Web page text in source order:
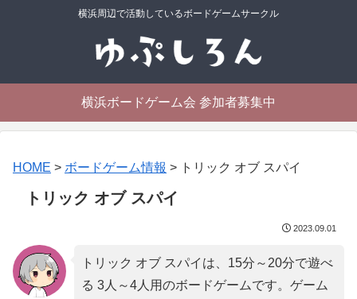
横浜周辺で活動しているボードゲームサークル
横浜ボードゲーム会 参加者募集中
HOME > ボードゲーム情報 > トリック オブ スパイ
トリック オブ スパイ
2023.09.01
トリック オブ スパイは、15分～20分で遊べ
る 3人～4人用のボードゲームです。ゲーム